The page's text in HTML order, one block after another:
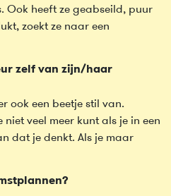
Ook heeft ze geabseild, puur
zoekt ze naar een
zelf van zijn/haar
ook een beetje stil van.
veel meer kunt als je in een
dat je denkt. Als je maar